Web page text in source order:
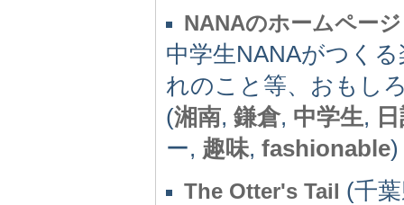
NANAのホームページ
中学生NANAがつく
れのこと等、おもし
(湘南, 鎌倉, 中学生,
ー, 趣味, fashionable)
The Otter's Tail (千